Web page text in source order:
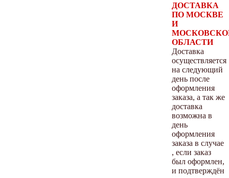
ДОСТАВКА
ПО МОСКВЕ
И
ОБЛАСТИ
Доставка
осуществляется
на следующий
день после
оформления
заказа, а так же
доставка
возможна в
день
оформления
заказа в случае
, если заказ
был оформлен,
и подтверждён